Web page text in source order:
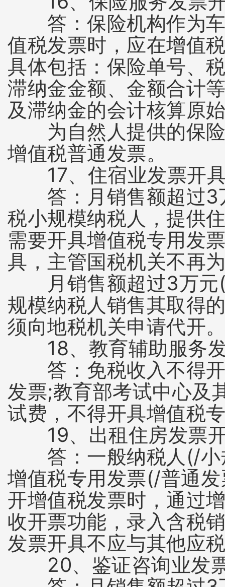
答：保险机构作为车
值税发票时，应在增值
具体包括：保险单号、
滞纳金金额、金额合计
及滞纳金的会计核算原
为自然人提供的保险
增值税普通发票。
17、住宿业发票开具
答：月销售额超过3
税小规模纳税人，提供
需要开具增值税专用发
具，主管国税机关不再
月销售额超过3万元(
规模纳税人销售其取得
须向地税机关申请代开
18、教育辅助服务发
答：免税收入不得开
发票;教育部考试中心及
试费，不得开具增值税
19、出租住房发票开
答：一般纳税人(/小
增值税专用发票(/普通
开增值税发票时，通过
收开票功能，录入含税
发票开具不应与其他应
20、鉴证咨询业发票